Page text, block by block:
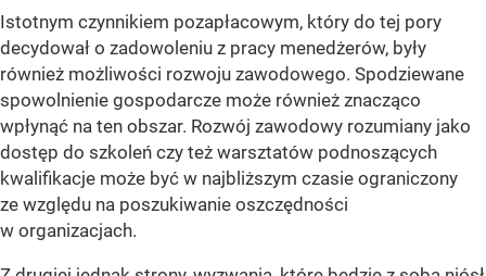
Istotnym czynnikiem pozapłacowym, który do tej pory
decydował o zadowoleniu z pracy menedżerów, były
również możliwości rozwoju zawodowego. Spodziewane
spowolnienie gospodarcze może również znacząco
wpłynąć na ten obszar. Rozwój zawodowy rozumiany jako
dostęp do szkoleń czy też warsztatów podnoszących
kwalifikacje może być w najbliższym czasie ograniczony
ze względu na poszukiwanie oszczędności
w organizacjach.